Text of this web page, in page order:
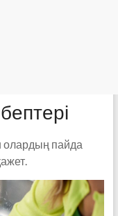
олардың пайда